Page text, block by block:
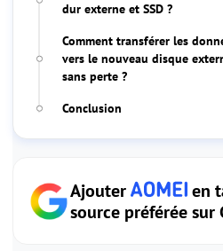
dur externe et SSD ?
Comment transférer les
vers le nouveau disque
sans perte ?
Conclusion
Ajouter
en
source préférée sur